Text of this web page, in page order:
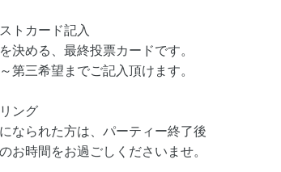
トカード記入
決める、最終投票カードです。
第三希望までご記入頂けます。
ング
なられた方は、パーティー終了後
お時間をお過ごしくださいませ。